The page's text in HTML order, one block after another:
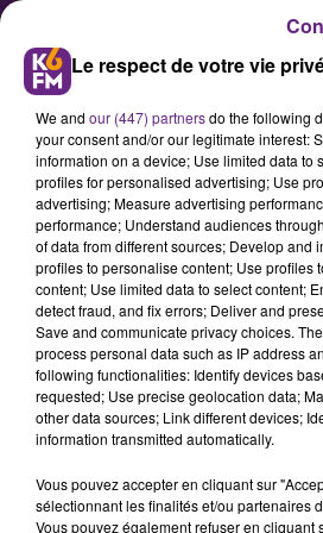
2016: les voeux de
maire de Lonvic
J'adresse à toutes les
Longviciennes et à
Longviciens tous mes
bonheur et de santé
année 2015
Le respect de votre vie
We and our (447) partnersdo the following
your consent and/or our legitimate interest:
information on a device; Use limited data to
profiles for personalised advertising; Use
advertising; Measure advertising
performance; Understand audiences
of data from different sources; Develop and
profiles to personalise content; Use profiles
content; Use limited data to select content;
detect fraud, and fix errors; Deliver and
Save and communicate privacy choices.
process personal data such as IP address
following functionalities: Identify devices
requested; Use precise geolocation data;
other data sources; Link different devices;
information transmitted automatically.
Vous pouvez accepter en cliquant sur
sélectionnant les finalités et/ou partenaires
Vous pouvez également refuser en cliquant